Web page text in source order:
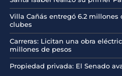
Villa Cañás entregó 6.2 millones
clubes
Carreras: Licitan una obra
millones de pesos
Propiedad privada: El Senado